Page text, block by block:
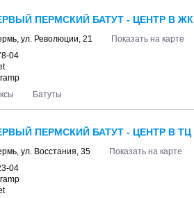
ПЕРМСКИЙ БАТУТ - ЦЕНТР В
, ул. Революции, 21
Показать на карте
04
Батуты
ПЕРМСКИЙ БАТУТ - ЦЕНТР В
, ул. Восстания, 35
Показать на карте
04